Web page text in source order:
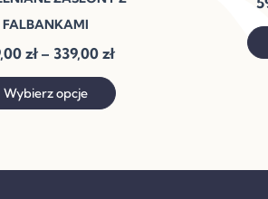
FALBANKAMI
zł – 339,00 zł
do
Wybierz opcje
można
stronie